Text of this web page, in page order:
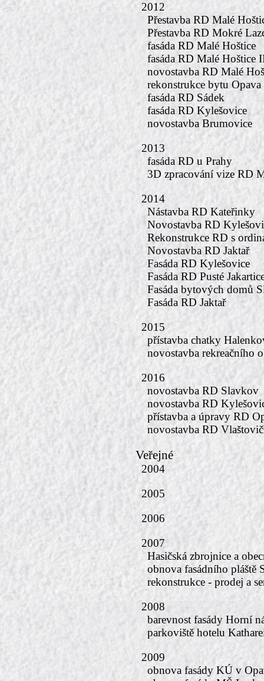
2012
Přestavba RD Malé
Přestavba RD Mokré
fasáda RD Malé Hoštice
fasáda RD Malé Hoštice
novostavba RD Malé
rekonstrukce bytu Opava
fasáda RD Sádek
fasáda RD Kylešovice
novostavba Brumovice
2013
fasáda RD u Prahy
3D zpracování vize RD
2014
Nástavba RD Kateřinky
Novostavba RD
Rekonstrukce RD s
Novostavba RD Jaktař
Fasáda RD Kylešovice
Fasáda RD Pusté
Fasáda bytových domů
Fasáda RD Jaktař
2015
přístavba chatky
novostavba rekreačního
2016
novostavba RD Slavkov
novostavba RD
přístavba a úpravy RD
novostavba RD
Veřejné
2004
2005
2006
2007
Hasičská zbrojnice a
obnova fasádního pláště
rekonstrukce - prodej a
2008
barevnost fasády Horní
parkoviště hotelu
2009
obnova fasády KÚ v